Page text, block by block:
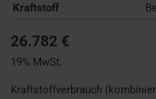
Kraftstoff
26.782 €
19% MwSt.
Kraftstoffverbrauch